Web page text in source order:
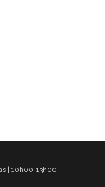
| 10h00-13h00